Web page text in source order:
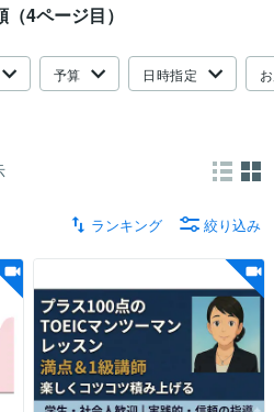
4ページ目）
予算 日時指定
ランキング 絞り込み